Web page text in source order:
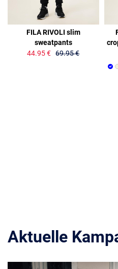
FILA RIVOLI slim
sweatpants
44.95 € 69.95 €
Aktuelle